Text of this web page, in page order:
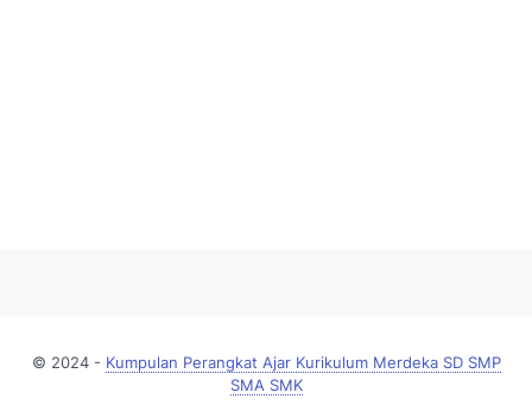
© 2024 - Kumpulan Perangkat Ajar Kurikulum Merdeka SD SMP
SMA SMK